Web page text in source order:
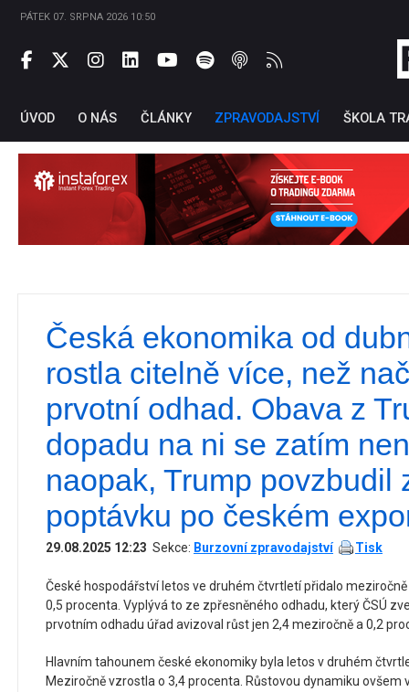
PÁTEK 07. SRPNA 2026 10:50
ÚVOD O NÁS ČLÁNKY ZPRAVODAJSTVÍ ŠKOLA
Česká ekonomika od
rostla citelně více, než
prvotní odhad. Obava z
dopadu na ni se zatím
naopak, Trump povzbudil
poptávku po českém
29.08.2025 12:23 Sekce: Burzovní zpravodajství Tisk
České hospodářství letos ve druhém čtvrtletí přidalo
0,5 procenta. Vyplývá to ze zpřesněného odhadu, který ČSÚ
prvotním odhadu úřad avizoval růst jen 2,4 meziročně a 0,2
Hlavním tahounem české ekonomiky byla letos v druhém
Meziročně vzrostla o 3,4 procenta. Růstovou dynamiku ovšem